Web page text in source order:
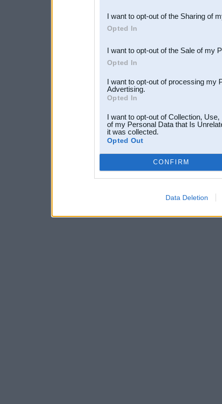
Downstream Participants
third parties.
I want to opt-out of the Sharing of
Opted In
I want to opt-out of the Sale of my
Opted In
I want to opt-out of processing my
Advertising.
Opted In
I want to opt-out of Collection,
of my Personal Data that Is
it was collected.
Opted Out
CONFIRM
Data Deletion